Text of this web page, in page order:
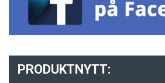
PRODUKTNYTT: